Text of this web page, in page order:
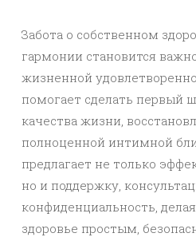
Забота о собственном
гармонии становится
жизненной
помогает сделать первый
качества жизни,
полноценной интимной
предлагает не только
но и поддержку,
конфиденциальность,
здоровье простым,